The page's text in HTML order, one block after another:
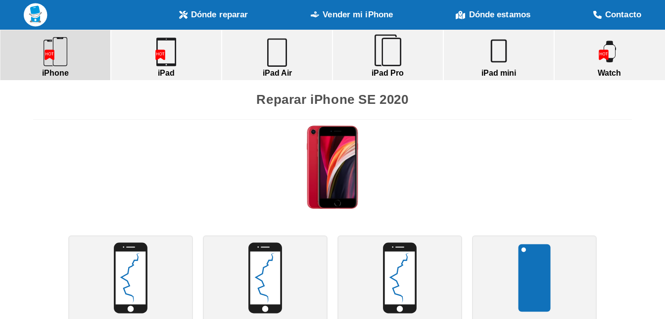
Dónde reparar Vender mi iPhone Dónde estamos Contacto
iPhone iPad iPad Air iPad Pro iPad mini Watch
Reparar iPhone SE 2020